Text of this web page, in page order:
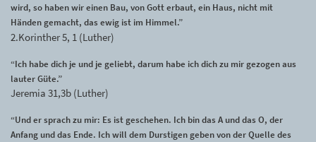
wird, so haben wir einen Bau, von Gott erbaut, ein Haus, nicht mit
Händen gemacht, das ewig ist im Himmel.”
2.Korinther 5, 1 (Luther)
“Ich habe dich je und je geliebt, darum habe ich dich zu mir gezogen aus
lauter Güte.”
Jeremia 31,3b (Luther)
“Und er sprach zu mir: Es ist geschehen. Ich bin das A und das O, der
Anfang und das Ende. Ich will dem Durstigen geben von der Quelle des